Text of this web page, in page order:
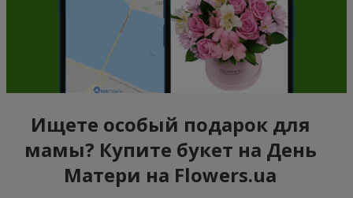
Ищете особый подарок для
мамы? Купите букет на День
Матери на Flowers.ua